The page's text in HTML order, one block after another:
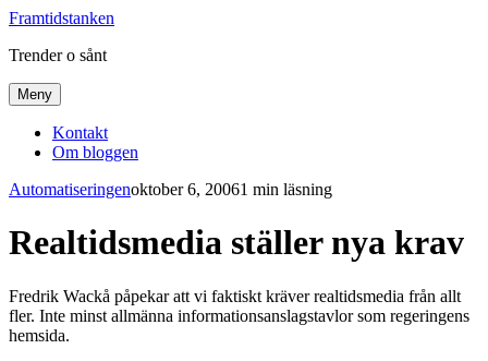
Framtidstanken
Trender o sånt
Meny
Kontakt
Om bloggen
Automatiseringenoktober 6, 20061 min läsning
Realtidsmedia ställer nya krav
Fredrik Wackå påpekar att vi faktiskt kräver realtidsmedia från allt
fler. Inte minst allmänna informationsanslagstavlor som regeringens
hemsida.